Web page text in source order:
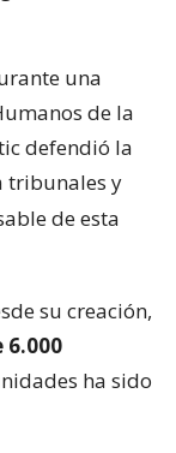
una
de la
defendió la
tribunales y
de esta
su creación,
6.000
ha sido